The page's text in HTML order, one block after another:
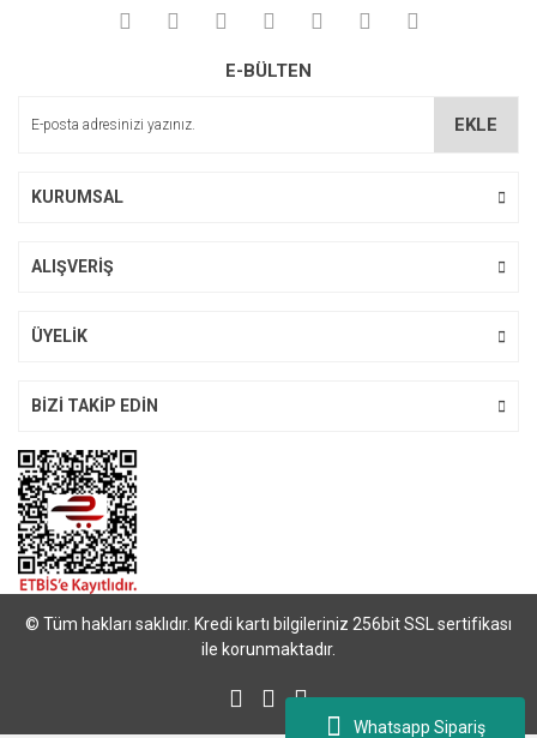
Whatsapp Sipariş
Ürün açıklamasında eksik bilgiler bulunuyor.
E-BÜLTEN
EKLE
KURUMSAL
ALIŞVERİŞ
ÜYELİK
BİZİ TAKİP EDİN
© Tüm hakları saklıdır. Kredi kartı bilgileriniz 256bit SSL sertifikası
ile korunmaktadır.